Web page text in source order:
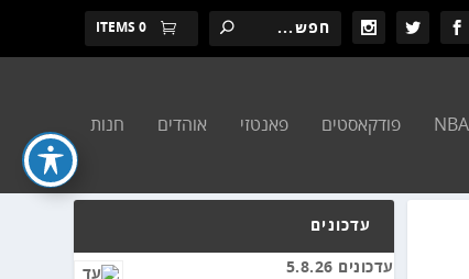
0 ITEMS
פודקאסטים פאנטזי אוהדים חנות
עדכונים
עדכונים 5.8.26